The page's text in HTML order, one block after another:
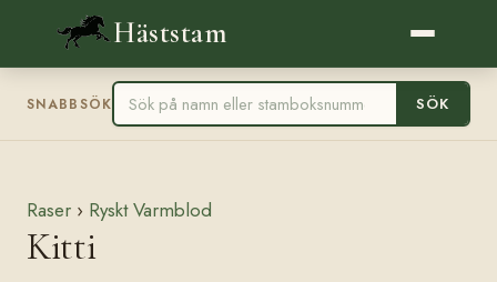
Häststam
SNABBSÖK SÖK
Raser › Ryskt Varmblod
Kitti